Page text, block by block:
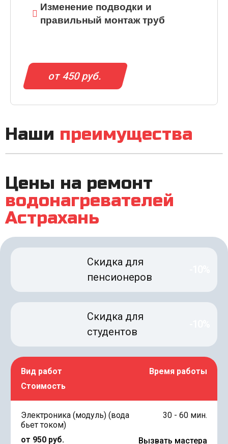
Изменение подводки и
правильный монтаж труб
от 450 руб.
Наши преимущества
Цены на ремонт
водонагревателей
Астрахань
Скидка для
пенсионеров
Скидка для
студентов
Вид работ
Стоимость
Время работы
Электроника (модуль) (вода
бьет током)
от 950 руб.
30 - 60 мин.
Вызвать мастера